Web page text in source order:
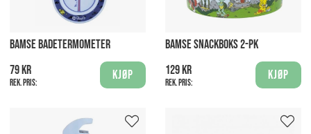
BAMSE BADETERMOMETER
79 kr
Rek. pris:
Kjøp
BAMSE SNACKBOKS 2-PK
129 kr
Rek. pris:
Kjøp